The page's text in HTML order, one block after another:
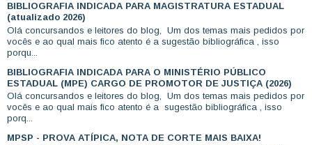
BIBLIOGRAFIA INDICADA PARA MAGISTRATURA ESTADUAL
(atualizado 2026)
Olá concursandos e leitores do blog, Um dos temas mais pedidos por
vocês e ao qual mais fico atento é a sugestão bibliográfica , isso
porqu...
BIBLIOGRAFIA INDICADA PARA O MINISTÉRIO PÚBLICO
ESTADUAL (MPE) CARGO DE PROMOTOR DE JUSTIÇA (2026)
Olá concursandos e leitores do blog, Um dos temas mais pedidos por
vocês e ao qual mais fico atento é a sugestão bibliográfica , isso
porq...
MPSP - PROVA ATÍPICA, NOTA DE CORTE MAIS BAIXA!